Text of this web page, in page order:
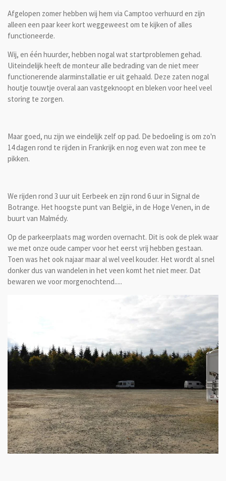
Afgelopen zomer hebben wij hem via Camptoo verhuurd en zijn
alleen een paar keer kort weggeweest om te kijken of alles
functioneerde.
Wij, en één huurder, hebben nogal wat startproblemen gehad.
Uiteindelijk heeft de monteur alle bedrading van de niet meer
functionerende alarminstallatie er uit gehaald. Deze zaten nogal
houtje touwtje overal aan vastgeknoopt en bleken voor heel veel
storing te zorgen.
Maar goed, nu zijn we eindelijk zelf op pad. De bedoeling is om zo'n
14 dagen rond te rijden in Frankrijk en nog even wat zon mee te
pikken.
We rijden rond 3 uur uit Eerbeek en zijn rond 6 uur in Signal de
Botrange. Het hoogste punt van België, in de Hoge Venen, in de
buurt van Malmédy.
Op de parkeerplaats mag worden overnacht. Dit is ook de plek waar
we met onze oude camper voor het eerst vrij hebben gestaan.
Toen was het ook najaar maar al wel veel kouder. Het wordt al snel
donker dus van wandelen in het veen komt het niet meer. Dat
bewaren we voor morgenochtend.....